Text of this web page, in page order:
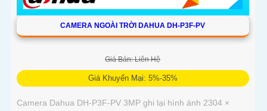
CAMERA NGOÀI TRỜI DAHUA DH-P3F-PV
Giá Bán: Liên Hệ
Giá Khuyến Mại: 5%-35%
Camera Dahua DH-P3F-PV 3MP ghi lại hình ảnh 2304 ×